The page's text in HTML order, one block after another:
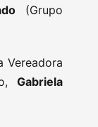
(Grupo
Vereadora
Gabriela